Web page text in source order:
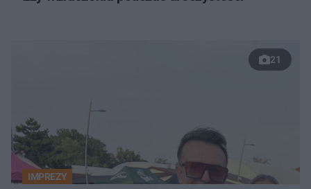
21
IMPREZY